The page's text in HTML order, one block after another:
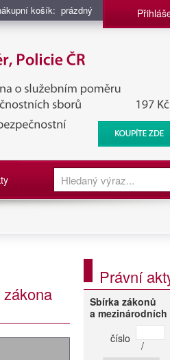
košík: prázdný
služba, BIS, Zpravodajské
Právní
Sbírka zákonů
a
číslo
/